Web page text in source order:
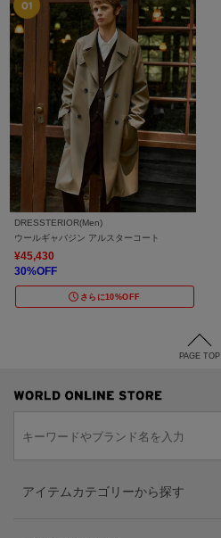
DRESSTERIOR(Men)
ウールギャバジン アルスターコート
¥45,430
30%OFF
さらに10%OFF
PAGE TOP
アイテムカテゴリーから探す